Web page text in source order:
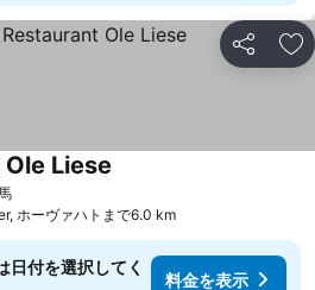
シェア お
Liese
ホーヴァハトまで6.0 km
日付を選択してく
料金を表示